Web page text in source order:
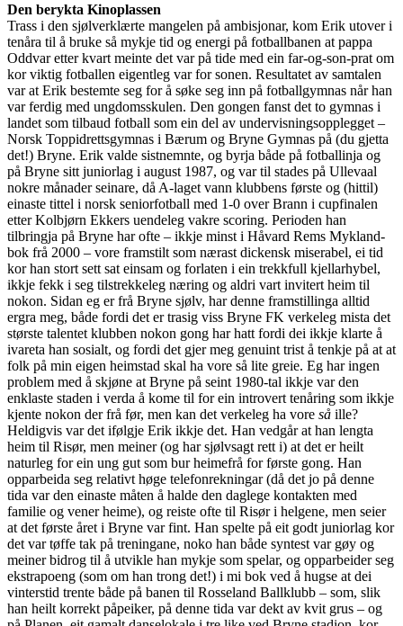
Den berykta Kinoplassen
Trass i den sjølverklærte mangelen på ambisjonar, kom Erik utover i
tenåra til å bruke så mykje tid og energi på fotballbanen at pappa
Oddvar etter kvart meinte det var på tide med ein far-og-son-prat om
kor viktig fotballen eigentleg var for sonen. Resultatet av samtalen
var at Erik bestemte seg for å søke seg inn på fotballgymnas når han
var ferdig med ungdomsskulen. Den gongen fanst det to gymnas i
landet som tilbaud fotball som ein del av undervisningsopplegget –
Norsk Toppidrettsgymnas i Bærum og Bryne Gymnas på (du gjetta
det!) Bryne. Erik valde sistnemnte, og byrja både på fotballinja og
på Bryne sitt juniorlag i august 1987, og var til stades på Ullevaal
nokre månader seinare, då A-laget vann klubbens første og (hittil)
einaste tittel i norsk seniorfotball med 1-0 over Brann i cupfinalen
etter Kolbjørn Ekkers uendeleg vakre scoring. Perioden han
tilbringja på Bryne har ofte – ikkje minst i Håvard Rems Mykland-
bok frå 2000 – vore framstilt som nærast dickensk miserabel, ei tid
kor han stort sett sat einsam og forlaten i ein trekkfull kjellarhybel,
ikkje fekk i seg tilstrekkeleg næring og aldri vart invitert heim til
nokon. Sidan eg er frå Bryne sjølv, har denne framstillinga alltid
ergra meg, både fordi det er trasig viss Bryne FK verkeleg mista det
største talentet klubben nokon gong har hatt fordi dei ikkje klarte å
ivareta han sosialt, og fordi det gjer meg genuint trist å tenkje på at at
folk på min eigen heimstad skal ha vore så lite greie. Eg har ingen
problem med å skjøne at Bryne på seint 1980-tal ikkje var den
enklaste staden i verda å kome til for ein introvert tenåring som ikkje
kjente nokon der frå før, men kan det verkeleg ha vore så ille?
Heldigvis var det ifølgje Erik ikkje det. Han vedgår at han lengta
heim til Risør, men meiner (og har sjølvsagt rett i) at det er heilt
naturleg for ein ung gut som bur heimefrå for første gong. Han
opparbeida seg relativt høge telefonrekningar (då det jo på denne
tida var den einaste måten å halde den daglege kontakten med
familie og vener heime), og reiste ofte til Risør i helgene, men seier
at det første året i Bryne var fint. Han spelte på eit godt juniorlag kor
det var tøffe tak på treningane, noko han både syntest var gøy og
meiner bidrog til å utvikle han mykje som spelar, og opparbeider seg
ekstrapoeng (som om han trong det!) i mi bok ved å hugse at dei
vinterstid trente både på banen til Rosseland Ballklubb – som, slik
han heilt korrekt påpeiker, på denne tida var dekt av kvit grus – og